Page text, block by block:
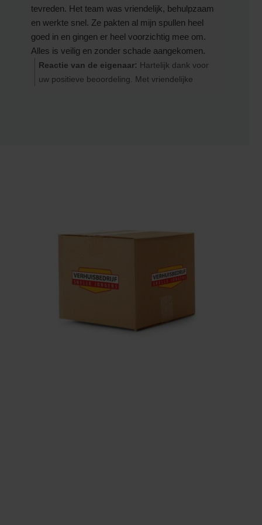
tevreden. Het team was vriendelijk, behulpzaam
en werkte snel. Ze pakten al mijn spullen heel
goed in en gingen er heel voorzichtig mee om.
Alles is veilig en zonder schade aangekomen.
⭐️⭐️⭐️⭐️⭐️
De verhuizing verliep heel soepel en zonder
Reactie van de eigenaar: Hartelijk dank voor
uw positieve beoordeling. Met vriendelijke